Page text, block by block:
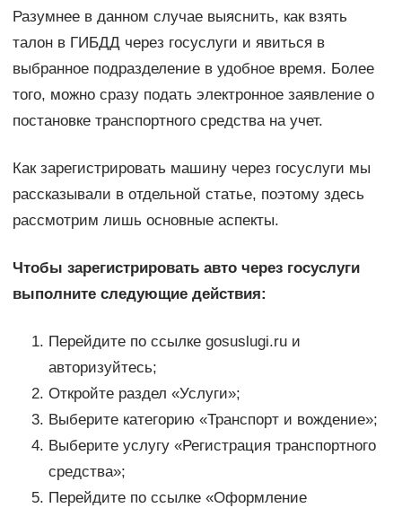
Разумнее в данном случае выяснить, как взять
талон в ГИБДД через госуслуги и явиться в
выбранное подразделение в удобное время. Более
того, можно сразу подать электронное заявление о
постановке транспортного средства на учет.
Как зарегистрировать машину через госуслуги мы
рассказывали в отдельной статье, поэтому здесь
рассмотрим лишь основные аспекты.
Чтобы зарегистрировать авто через госуслуги
выполните следующие действия:
Перейдите по ссылке gosuslugi.ru и
авторизуйтесь;
Откройте раздел «Услуги»;
Выберите категорию «Транспорт и вождение»;
Выберите услугу «Регистрация транспортного
средства»;
Перейдите по ссылке «Оформление